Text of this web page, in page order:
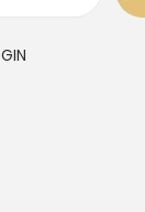
GIN